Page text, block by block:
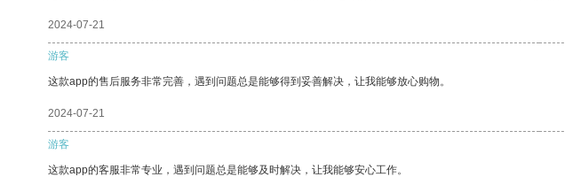
2024-07-21
游客
这款app的售后服务非常完善，遇到问题总是能够得到妥善解决，让我能够放心购物。
2024-07-21
游客
这款app的客服非常专业，遇到问题总是能够及时解决，让我能够安心工作。